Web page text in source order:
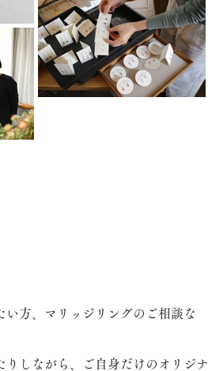
方、マリッジリングのご相談な
しながら、ご自身だけのオリジナ